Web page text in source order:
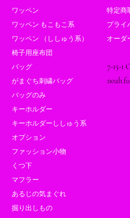
店します
東京レプ
出店します
特定商
プライ
オーダ
7-15-1
ワッペン
ワッペン もこもこ系
ワッペン （ししゅう系）
椅子用座布団
バッグ
がまぐち刺繍バッグ
バッグのみ
キーホルダー
キーホルダーししゅう系
オプション
ファッション小物
くつ下
マフラー
あるじの気まぐれ
掘り出しもの